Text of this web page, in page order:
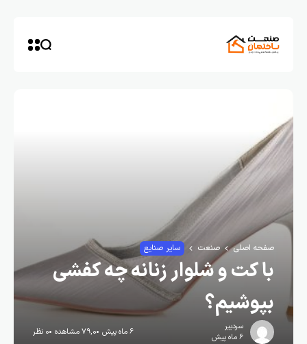
صفحه اصلی صنعت سایر صنایع
با کت و شلوار زنانه چه کفشی
بپوشیم؟
سردبیر
6 ماه پیش
6 ماه پیش 79,0 مشاهده 0 نظر